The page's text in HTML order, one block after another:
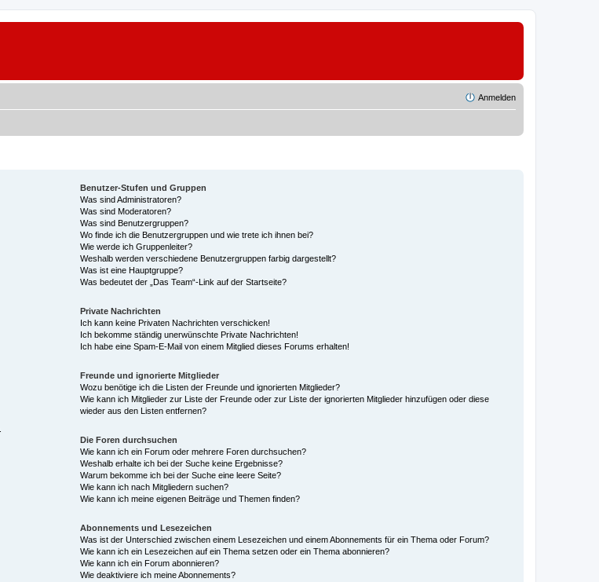
Anmelden
Benutzer-Stufen und Gruppen
Was sind Administratoren?
Was sind Moderatoren?
Was sind Benutzergruppen?
Wo finde ich die Benutzergruppen und wie trete ich ihnen bei?
Wie werde ich Gruppenleiter?
Weshalb werden verschiedene Benutzergruppen farbig dargestellt?
Was ist eine Hauptgruppe?
Was bedeutet der „Das Team“-Link auf der Startseite?
Private Nachrichten
Ich kann keine Privaten Nachrichten verschicken!
Ich bekomme ständig unerwünschte Private Nachrichten!
Ich habe eine Spam-E-Mail von einem Mitglied dieses Forums erhalten!
Freunde und ignorierte Mitglieder
Wozu benötige ich die Listen der Freunde und ignorierten Mitglieder?
Wie kann ich Mitglieder zur Liste der Freunde oder zur Liste der ignorierten Mitglieder hinzufügen oder diese
wieder aus den Listen entfernen?
Die Foren durchsuchen
Wie kann ich ein Forum oder mehrere Foren durchsuchen?
Weshalb erhalte ich bei der Suche keine Ergebnisse?
Warum bekomme ich bei der Suche eine leere Seite?
Wie kann ich nach Mitgliedern suchen?
Wie kann ich meine eigenen Beiträge und Themen finden?
Abonnements und Lesezeichen
Was ist der Unterschied zwischen einem Lesezeichen und einem Abonnements für ein Thema oder Forum?
Wie kann ich ein Lesezeichen auf ein Thema setzen oder ein Thema abonnieren?
Wie kann ich ein Forum abonnieren?
Wie deaktiviere ich meine Abonnements?